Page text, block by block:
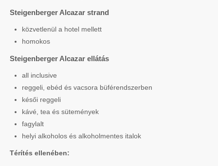
Steigenberger Alcazar strand
közvetlenül a hotel mellett
homokos
Steigenberger Alcazar ellátás
all inclusive
reggeli, ebéd és vacsora büférendszerben
késői reggeli
kávé, tea és sütemények
fagylalt
helyi alkoholos és alkoholmentes italok
Térítés ellenében: